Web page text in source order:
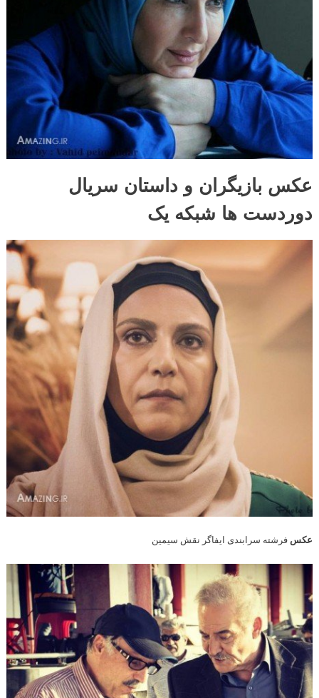
عکس بازیگران و داستان سریال
دوردست ها شبکه یک
عکسفرشته سرابندی ایفاگر نقش سیمین